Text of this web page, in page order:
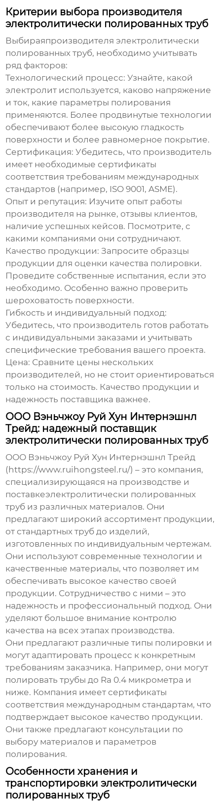
Критерии выбора производителя
электролитически полированных труб
Выбираяпроизводителя электролитически
полированных труб, необходимо учитывать
ряд факторов:
Технологический процесс: Узнайте, какой
электролит используется, каково напряжение
и ток, какие параметры полирования
применяются. Более продвинутые технологии
обеспечивают более высокую гладкость
поверхности и более равномерное покрытие.
Сертификация: Убедитесь, что производитель
имеет необходимые сертификаты
соответствия требованиям международных
стандартов (например, ISO 9001, ASME).
Опыт и репутация: Изучите опыт работы
производителя на рынке, отзывы клиентов,
наличие успешных кейсов. Посмотрите, с
какими компаниями они сотрудничают.
Качество продукции: Запросите образцы
продукции для оценки качества полировки.
Проведите собственные испытания, если это
необходимо. Особенно важно проверить
шероховатость поверхности.
Гибкость и индивидуальный подход:
Убедитесь, что производитель готов работать
с индивидуальными заказами и учитывать
специфические требования вашего проекта.
Цена: Сравните цены нескольких
производителей, но не стоит ориентироваться
только на стоимость. Качество продукции и
надежность поставщика важнее.
ООО Вэньчжоу Руй Хун Интернэшнл
Трейд: надежный поставщик
электролитически полированных труб
ООО Вэньчжоу Руй Хун Интернэшнл Трейд
(https://www.ruihongsteel.ru/) – это компания,
специализирующаяся на производстве и
поставкеэлектролитически полированных
труб из различных материалов. Они
предлагают широкий ассортимент продукции,
от стандартных труб до изделий,
изготовленных по индивидуальным чертежам.
Они используют современные технологии и
качественные материалы, что позволяет им
обеспечивать высокое качество своей
продукции. Сотрудничество с ними – это
надежность и профессиональный подход. Они
уделяют большое внимание контролю
качества на всех этапах производства.
Они предлагают различные типы полировки и
могут адаптировать процесс к конкретным
требованиям заказчика. Например, они могут
полировать трубы до Ra 0.4 микрометра и
ниже. Компания имеет сертификаты
соответствия международным стандартам, что
подтверждает высокое качество продукции.
Они также предлагают консультации по
выбору материалов и параметров
полирования.
Особенности хранения и
транспортировки электролитически
полированных труб